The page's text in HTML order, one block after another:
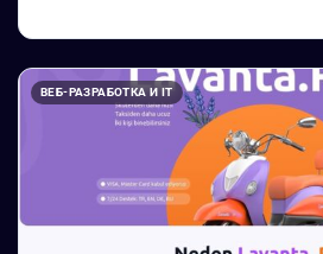
ВЕБ-РАЗРАБОТКА И IT